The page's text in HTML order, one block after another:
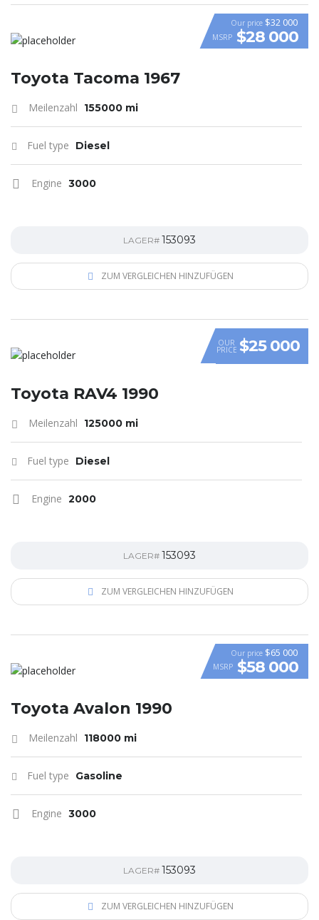
Our price $32 000
MSRP $28 000
Toyota Tacoma 1967
Meilenzahl 155000 mi
Fuel type Diesel
Engine 3000
LAGER# 153093
ZUM VERGLEICHEN HINZUFÜGEN
OUR
PRICE $25 000
Toyota RAV4 1990
Meilenzahl 125000 mi
Fuel type Diesel
Engine 2000
LAGER# 153093
ZUM VERGLEICHEN HINZUFÜGEN
VIDEO
Our price $65 000
MSRP $58 000
Toyota Avalon 1990
Meilenzahl 118000 mi
Fuel type Gasoline
Engine 3000
LAGER# 153093
ZUM VERGLEICHEN HINZUFÜGEN